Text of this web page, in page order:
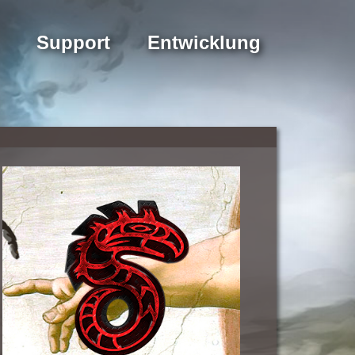
Support Entwicklung